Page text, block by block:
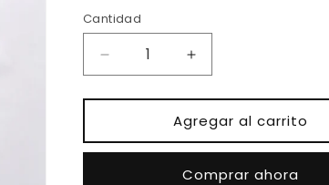
Cantidad
Reducir
cantidad
para
QLOUD-
GRIS
Aumentar
cantidad
para
ON
QLOUD-
GRIS
Agregar al carrito
Comprar ahora